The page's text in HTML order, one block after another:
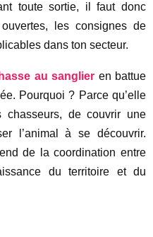
toute sortie, il faut donc
les consignes de
dans ton secteur.
au sanglier en battue
Pourquoi ? Parce qu’elle
chasseurs, de couvrir une
l’animal à se découvrir.
de la coordination entre
du territoire et du